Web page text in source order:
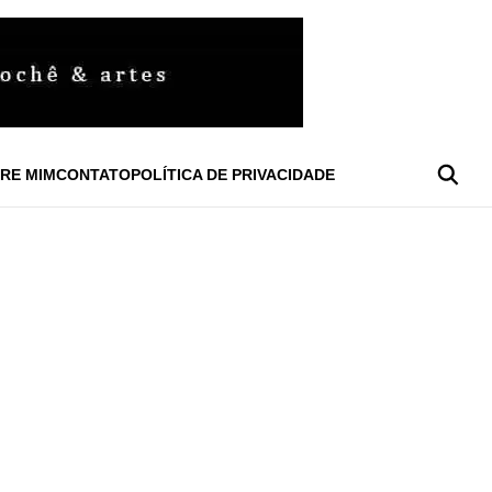
MIMCONTATOPOLÍTICA DE PRIVACIDADE